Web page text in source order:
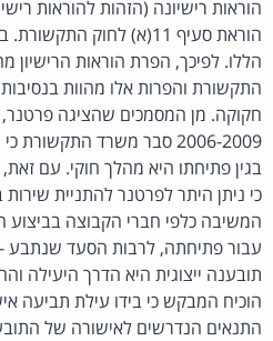
הוראות רישיונה (הזהות להוראות
הוראת סעיף 11(א) לחוק
הללו. לפיכך, הפרת הוראות הרישיון
התקשורת והפרות אלו מהוות
חקוקה. מן המסמכים שהציגה פרטנר,
2006-2009 סבר משרד
בגין פתיחתו היא מהלך חוקי. עם
כי ניתן היתר לפרטנר להתניית
המשיבה כלפי חברי הקבוצה בביצוע
עבור פתיחתה, לרבות הסעד שנתבע
תובענה ייצוגית היא הדרך היעילה
הוכיח המבקש כי בידו עילת תביעה
התנאים הנדרשים לאישורה של